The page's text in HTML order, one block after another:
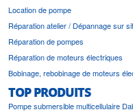
Location de pompe
Réparation atelier / Dépannage sur
Réparation de pompes
Réparation de moteurs électriques
Bobinage, rebobinage de moteurs
TOP PRODUITS
Pompe submersible multicellulaire